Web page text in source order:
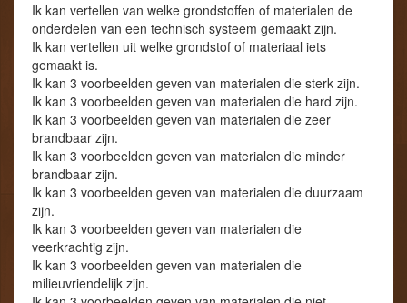
Ik kan vertellen van welke grondstoffen of materialen de
onderdelen van een technisch systeem gemaakt zijn.
Ik kan vertellen uit welke grondstof of materiaal iets
gemaakt is.
Ik kan 3 voorbeelden geven van materialen die sterk zijn.
Ik kan 3 voorbeelden geven van materialen die hard zijn.
Ik kan 3 voorbeelden geven van materialen die zeer
brandbaar zijn.
Ik kan 3 voorbeelden geven van materialen die minder
brandbaar zijn.
Ik kan 3 voorbeelden geven van materialen die duurzaam
zijn.
Ik kan 3 voorbeelden geven van materialen die
veerkrachtig zijn.
Ik kan 3 voorbeelden geven van materialen die
milieuvriendelijk zijn.